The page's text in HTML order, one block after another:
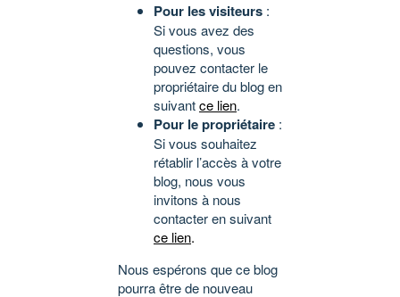
Pour les visiteurs :
Si vous avez des
questions, vous
pouvez contacter le
propriétaire du blog en
suivantce lien.
Pour le propriétaire :
Si vous souhaitez
rétablir l’accès à votre
blog, nous vous
invitons à nous
contacter en suivant
ce lien.
Nous espérons que ce blog
pourra être de nouveau